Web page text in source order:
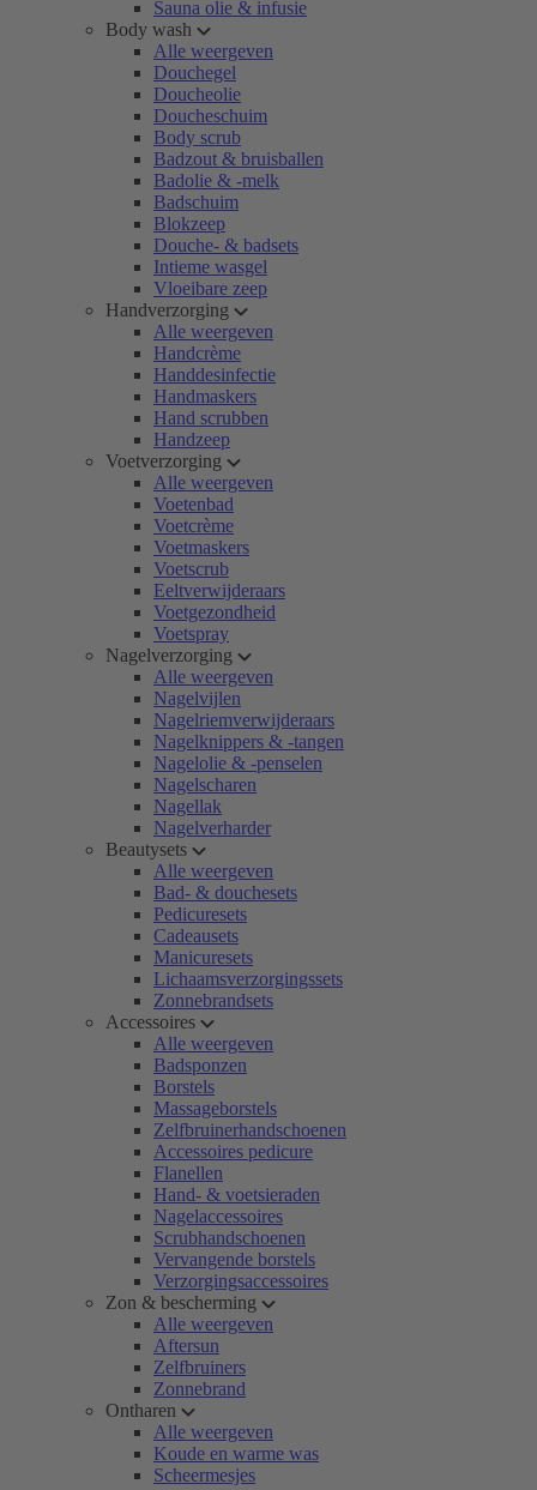
Sauna olie & infusie
Body wash
Alle weergeven
Douchegel
Doucheolie
Doucheschuim
Body scrub
Badzout & bruisballen
Badolie & -melk
Badschuim
Blokzeep
Douche- & badsets
Intieme wasgel
Vloeibare zeep
Handverzorging
Alle weergeven
Handcrème
Handdesinfectie
Handmaskers
Hand scrubben
Handzeep
Voetverzorging
Alle weergeven
Voetenbad
Voetcrème
Voetmaskers
Voetscrub
Eeltverwijderaars
Voetgezondheid
Voetspray
Nagelverzorging
Alle weergeven
Nagelvijlen
Nagelriemverwijderaars
Nagelknippers & -tangen
Nagelolie & -penselen
Nagelscharen
Nagellak
Nagelverharder
Beautysets
Alle weergeven
Bad- & douchesets
Pedicuresets
Cadeausets
Manicuresets
Lichaamsverzorgingssets
Zonnebrandsets
Accessoires
Alle weergeven
Badsponzen
Borstels
Massageborstels
Zelfbruinerhandschoenen
Accessoires pedicure
Flanellen
Hand- & voetsieraden
Nagelaccessoires
Scrubhandschoenen
Vervangende borstels
Verzorgingsaccessoires
Zon & bescherming
Alle weergeven
Aftersun
Zelfbruiners
Zonnebrand
Ontharen
Alle weergeven
Koude en warme was
Scheermesjes